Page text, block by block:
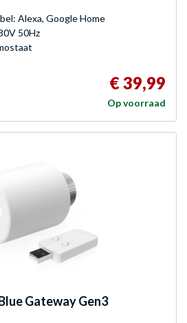
Alexa, Google Home
50Hz
€ 39,99
Op voorraad
Gateway Gen3